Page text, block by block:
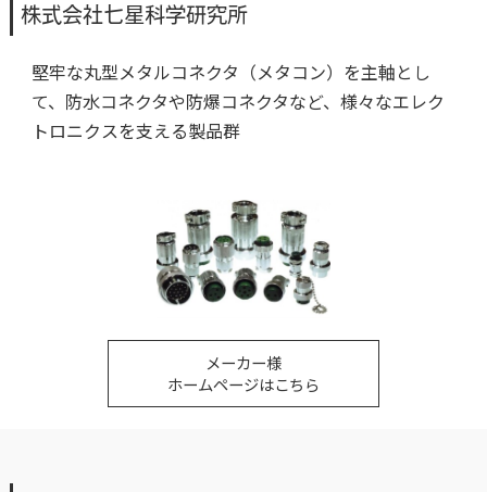
株式会社七星科学研究所
堅牢な丸型メタルコネクタ（メタコン）を主軸とし
て、防水コネクタや防爆コネクタなど、様々なエレク
トロニクスを支える製品群
メーカー様
ホームページはこちら